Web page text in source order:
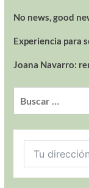
No news, good
Experiencia para
Joana Navarro: